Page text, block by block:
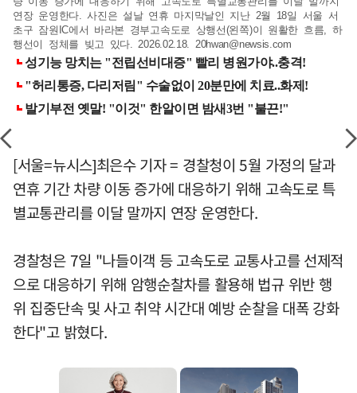
연장 운영한다. 사진은 설날 연휴 마지막날인 지난 2월 18일 서울 서
초구 잠원IC에서 바라본 경부고속도로 상행선(왼쪽)이 원활한 흐름, 하
행선이 정체를 빚고 있다. 2026.02.18. 20hwan@newsis.com
[서울=뉴시스]최은수 기자 = 경찰청이 5월 가정의 달과
연휴 기간 차량 이동 증가에 대응하기 위해 고속도로 특
별교통관리를 이달 말까지 연장 운영한다.
경찰청은 7일 "나들이객 등 고속도로 교통사고를 선제적
으로 대응하기 위해 암행순찰차를 활용해 법규 위반 행
위 집중단속 및 사고 취약 시간대 예방 순찰을 대폭 강화
한다"고 밝혔다.